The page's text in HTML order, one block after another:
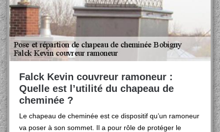
Falck Kevin couvreur ramoneur :
Quelle est l’utilité du chapeau de
cheminée ?
Le chapeau de cheminée est ce dispositif qu’un ramoneur
va poser à son sommet. Il a pour rôle de protéger le